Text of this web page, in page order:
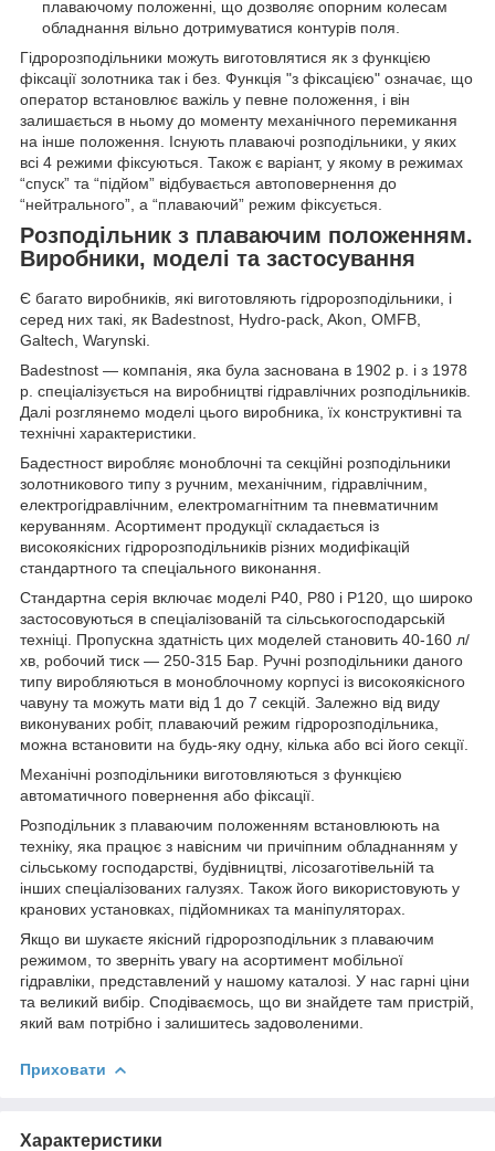
плаваючому положенні, що дозволяє опорним колесам
обладнання вільно дотримуватися контурів поля.
Гідророзподільники можуть виготовлятися як з функцією
фіксації золотника так і без. Функція "з фіксацією" означає, що
оператор встановлює важіль у певне положення, і він
залишається в ньому до моменту механічного перемикання
на інше положення. Існують плаваючі розподільники, у яких
всі 4 режими фіксуються. Також є варіант, у якому в режимах
“спуск” та “підйом” відбувається автоповернення до
“нейтрального”, а “плаваючий” режим фіксується.
Розподільник з плаваючим положенням.
Виробники, моделі та застосування
Є багато виробників, які виготовляють гідророзподільники, і
серед них такі, як Badestnost, Hydro-pack, Akon, OMFB,
Galtech, Warynski.
Badestnost — компанія, яка була заснована в 1902 р. і з 1978
р. спеціалізується на виробництві гідравлічних розподільників.
Далі розглянемо моделі цього виробника, їх конструктивні та
технічні характеристики.
Бадестност виробляє моноблочні та секційні розподільники
золотникового типу з ручним, механічним, гідравлічним,
електрогідравлічним, електромагнітним та пневматичним
керуванням. Асортимент продукції складається із
високоякісних гідророзподільників різних модифікацій
стандартного та спеціального виконання.
Стандартна серія включає моделі Р40, Р80 і Р120, що широко
застосовуються в спеціалізованій та сільськогосподарській
техніці. Пропускна здатність цих моделей становить 40-160 л/
хв, робочий тиск — 250-315 Бар. Ручні розподільники даного
типу виробляються в моноблочному корпусі із високоякісного
чавуну та можуть мати від 1 до 7 секцій. Залежно від виду
виконуваних робіт, плаваючий режим гідророзподільника,
можна встановити на будь-яку одну, кілька або всі його секції.
Механічні розподільники виготовляються з функцією
автоматичного повернення або фіксації.
Розподільник з плаваючим положенням встановлюють на
техніку, яка працює з навісним чи причіпним обладнанням у
сільському господарстві, будівництві, лісозаготівельній та
інших спеціалізованих галузях. Також його використовують у
кранових установках, підйомниках та маніпуляторах.
Якщо ви шукаєте якісний гідророзподільник з плаваючим
режимом, то зверніть увагу на асортимент мобільної
гідравліки, представлений у нашому каталозі. У нас гарні ціни
та великий вибір. Сподіваємось, що ви знайдете там пристрій,
який вам потрібно і залишитесь задоволеними.
Приховати
Характеристики